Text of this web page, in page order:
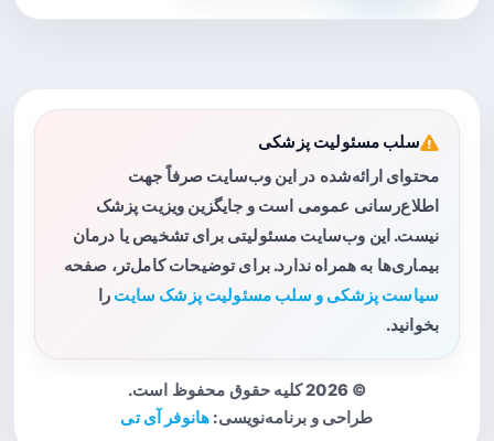
سلب مسئولیت پزشکی
محتوای ارائه‌شده در این وب‌سایت صرفاً جهت
اطلاع‌رسانی عمومی است و جایگزین ویزیت پزشک
نیست. این وب‌سایت مسئولیتی برای تشخیص یا درمان
بیماری‌ها به همراه ندارد. برای توضیحات کامل‌تر، صفحه
سیاست پزشکی و سلب مسئولیت پزشک سایت را
بخوانید.
© 2026 کلیه حقوق محفوظ است.
طراحی و برنامه‌نویسی: هانوفر آی تی